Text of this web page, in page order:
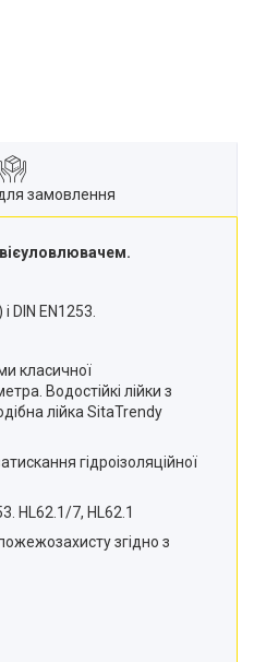
замовлення
DIN EN1253.
класичної
Водостійкі лійки з
лійка SitaTrendy
гідроізоляційної
HL62.1/7, HL62.1
згідно з